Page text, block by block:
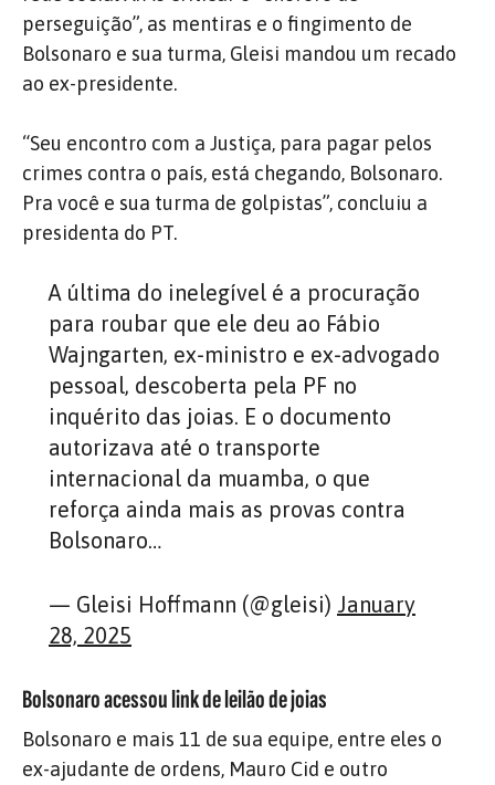
perseguição”, as mentiras e o fingimento de
Bolsonaro e sua turma, Gleisi mandou um recado
ao ex-presidente.
“Seu encontro com a Justiça, para pagar pelos
crimes contra o país, está chegando, Bolsonaro.
Pra você e sua turma de golpistas”, concluiu a
presidenta do PT.
A última do inelegível é a procuração
para roubar que ele deu ao Fábio
Wajngarten, ex-ministro e ex-advogado
pessoal, descoberta pela PF no
inquérito das joias. E o documento
autorizava até o transporte
internacional da muamba, o que
reforça ainda mais as provas contra
Bolsonaro…
— Gleisi Hoffmann (@gleisi) January
28, 2025
Bolsonaro acessou link de leilão de joias
Bolsonaro e mais 11 de sua equipe, entre eles o
ex-ajudante de ordens, Mauro Cid e outro